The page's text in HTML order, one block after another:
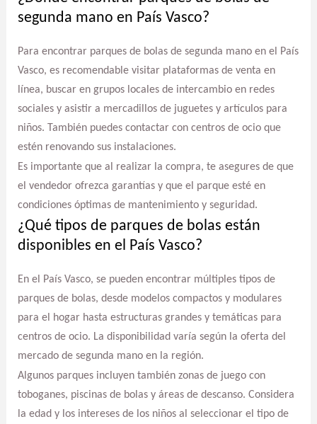
segunda mano en País Vasco?
Para encontrar parques de bolas de segunda mano en el País
Vasco, es recomendable visitar plataformas de venta en
línea, buscar en grupos locales de intercambio en redes
sociales y asistir a mercadillos de juguetes y artículos para
niños. También puedes contactar con centros de ocio que
estén renovando sus instalaciones.
Es importante que al realizar la compra, te asegures de que
el vendedor ofrezca garantías y que el parque esté en
condiciones óptimas de mantenimiento y seguridad.
¿Qué tipos de parques de bolas están
disponibles en el País Vasco?
En el País Vasco, se pueden encontrar múltiples tipos de
parques de bolas, desde modelos compactos y modulares
para el hogar hasta estructuras grandes y temáticas para
centros de ocio. La disponibilidad varía según la oferta del
mercado de segunda mano en la región.
Algunos parques incluyen también zonas de juego con
toboganes, piscinas de bolas y áreas de descanso. Considera
la edad y los intereses de los niños al seleccionar el tipo de